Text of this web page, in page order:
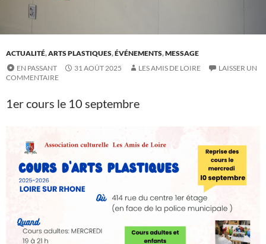
ACTUALITÉ,ARTS PLASTIQUES,ÉVÉNEMENTS,MESSAGE
EN PASSANT
31 AOÛT 2025 LES AMIS DE LOIRE
LAISSER UN
COMMENTAIRE
1er cours le 10 septembre